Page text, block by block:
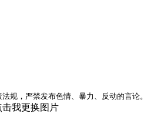
规，严禁发布色情、暴力、反动的言论。